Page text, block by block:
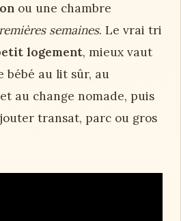
ou une chambre
semaines. Le vrai tri
logement, mieux vaut
bébé au lit sûr, au
au change nomade, puis
transat, parc ou gros